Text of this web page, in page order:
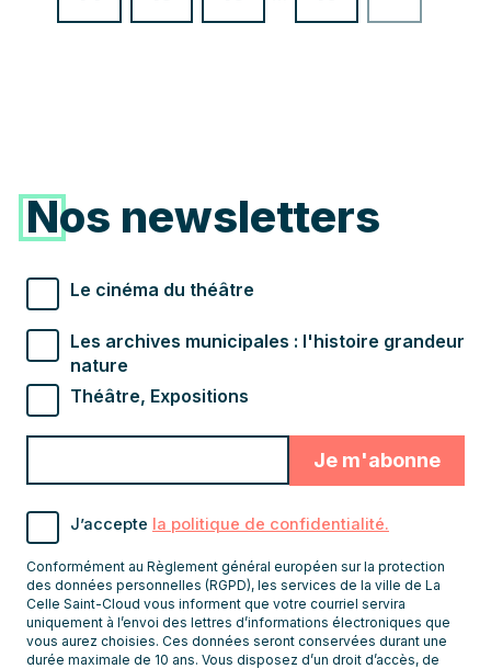
suivante
Nos newsletters
Types de newsletter souhaités
Le cinéma du théâtre
Les archives municipales : l'histoire grandeur
nature
Théâtre, Expositions
recevoir
les
newsletters
J’accepte la politique de confidentialité.
Conformément au Règlement général européen sur la protection
des données personnelles (RGPD), les services de la ville de La
Celle Saint-Cloud vous informent que votre courriel servira
uniquement à l’envoi des lettres d’informations électroniques que
vous aurez choisies. Ces données seront conservées durant une
durée maximale de 10 ans. Vous disposez d’un droit d’accès, de